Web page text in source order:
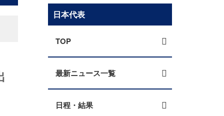
日本代表
TOP
最新ニュース一覧
日程・結果